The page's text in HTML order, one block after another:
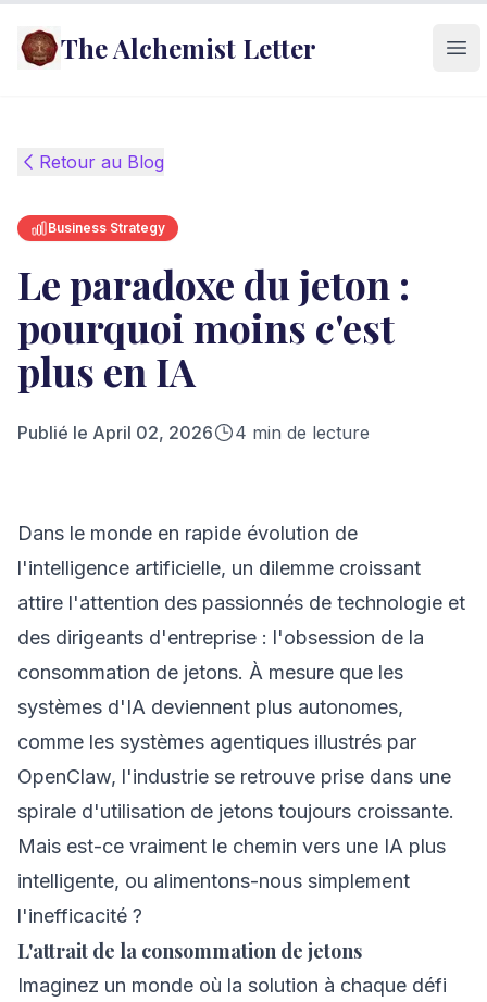
The Alchemist Letter
Retour au Blog
Business Strategy
Le paradoxe du jeton :
pourquoi moins c'est
plus en IA
Publié le April 02, 2026 4 min de lecture
Dans le monde en rapide évolution de
l'intelligence artificielle, un dilemme croissant
attire l'attention des passionnés de technologie et
des dirigeants d'entreprise : l'obsession de la
consommation de jetons. À mesure que les
systèmes d'IA deviennent plus autonomes,
comme les systèmes agentiques illustrés par
OpenClaw, l'industrie se retrouve prise dans une
spirale d'utilisation de jetons toujours croissante.
Mais est-ce vraiment le chemin vers une IA plus
intelligente, ou alimentons-nous simplement
l'inefficacité ?
L'attrait de la consommation de jetons
Imaginez un monde où la solution à chaque défi